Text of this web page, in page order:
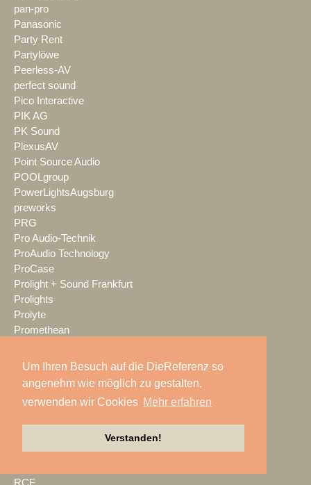
Um Ihren Besuch auf die DieReferenz so
angenehm wie möglich zu gestalten,
verwenden wir Cookies Mehr erfahren
Verstanden!
pan-pro
Panasonic
Party Rent
Partylöwe
Peerless-AV
perfect sound
Pico Interactive
PIK AG
PK Sound
PlexusAV
Point Source Audio
POOLgroup
PowerLightsAugsburg
preworks
PRG
Pro Audio-Technik
ProAudio Technology
ProCase
Prolight + Sound Frankfurt
Prolights
Prolyte
Promethean
Protones
Q-SYS
QSC
Rain Age